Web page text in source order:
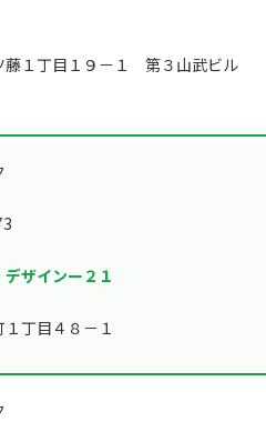
藤１丁目１９－１ 第３山武ビル
デザインー２１
１丁目４８－１